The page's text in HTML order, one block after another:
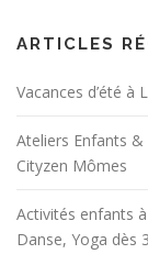
ARTICLES
Vacances d’été à
Ateliers Enfants
Cityzen Mômes
Activités enfants
Danse, Yoga dès